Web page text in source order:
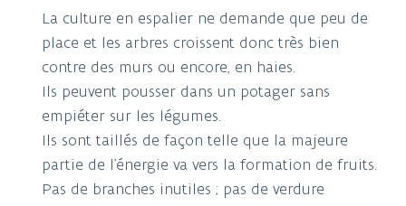
La culture en espalier ne demande que peu de
place et les arbres croissent donc très bien
contre des murs ou encore, en haies.
Ils peuvent pousser dans un potager sans
empiéter sur les légumes.
Ils sont taillés de façon telle que la majeure
partie de l’énergie va vers la formation de fruits.
Pas de branches inutiles ; pas de verdure